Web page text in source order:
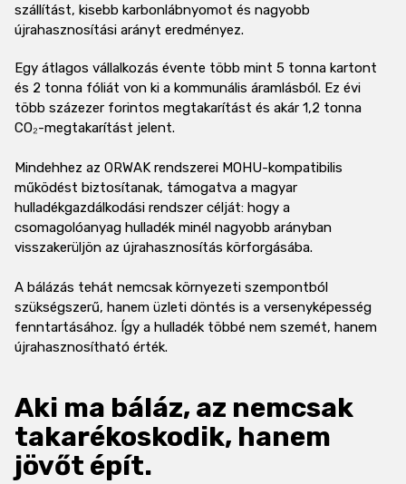
szállítást, kisebb karbonlábnyomot és nagyobb
újrahasznosítási arányt eredményez.
Egy átlagos vállalkozás évente több mint 5 tonna kartont
és 2 tonna fóliát von ki a kommunális áramlásból. Ez évi
több százezer forintos megtakarítást és akár 1,2 tonna
CO₂-megtakarítást jelent.
Mindehhez az ORWAK rendszerei MOHU-kompatibilis
működést biztosítanak, támogatva a magyar
hulladékgazdálkodási rendszer célját: hogy a
csomagolóanyag hulladék minél nagyobb arányban
visszakerüljön az újrahasznosítás körforgásába.
A bálázás tehát nemcsak környezeti szempontból
szükségszerű, hanem üzleti döntés is a versenyképesség
fenntartásához. Így a hulladék többé nem szemét, hanem
újrahasznosítható érték.
Aki ma báláz, az nemcsak
takarékoskodik, hanem
jövőt épít.